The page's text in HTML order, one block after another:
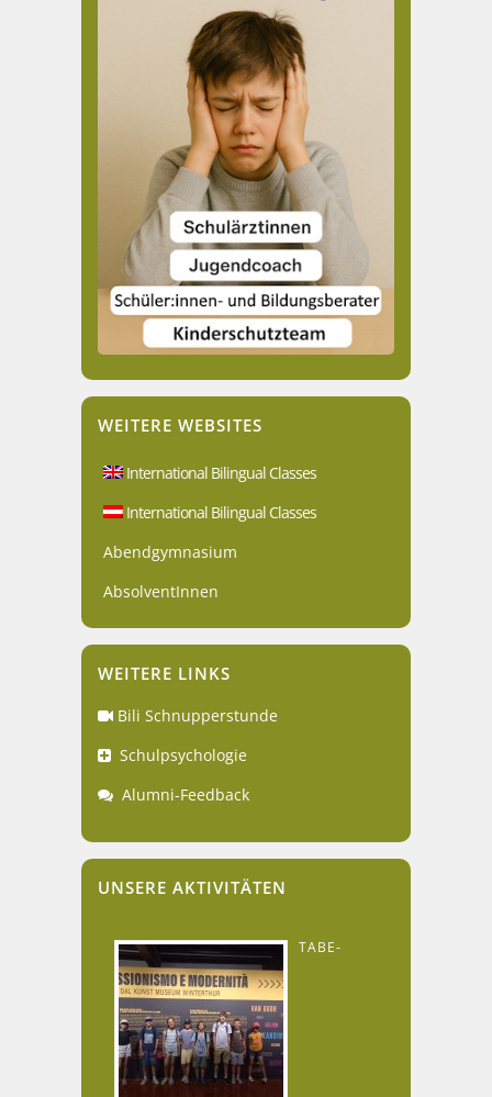
WEITERE WEBSITES
International Bilingual Classes
International Bilingual Classes
Abendgymnasium
AbsolventInnen
WEITERE LINKS
Bili Schnupperstunde
Schulpsychologie
Alumni-Feedback
UNSERE AKTIVITÄTEN
TABE-